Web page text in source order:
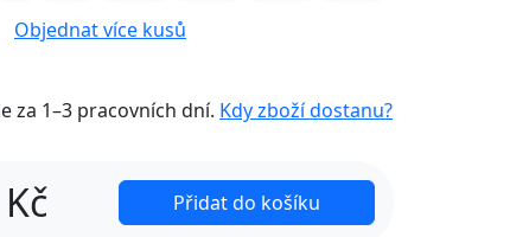
Objednat více kusů
za 1–3 pracovních dní. Kdy zboží dostanu?
Kč Přidat do košíku